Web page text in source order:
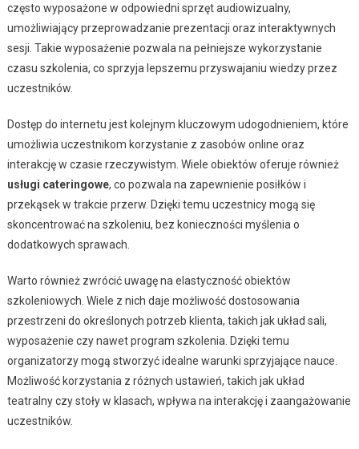
często wyposażone w odpowiedni sprzęt audiowizualny,
umożliwiający przeprowadzanie prezentacji oraz interaktywnych
sesji. Takie wyposażenie pozwala na pełniejsze wykorzystanie
czasu szkolenia, co sprzyja lepszemu przyswajaniu wiedzy przez
uczestników.
Dostęp do internetu jest kolejnym kluczowym udogodnieniem, które
umożliwia uczestnikom korzystanie z zasobów online oraz
interakcję w czasie rzeczywistym. Wiele obiektów oferuje również
usługi cateringowe, co pozwala na zapewnienie posiłków i
przekąsek w trakcie przerw. Dzięki temu uczestnicy mogą się
skoncentrować na szkoleniu, bez konieczności myślenia o
dodatkowych sprawach.
Warto również zwrócić uwagę na elastyczność obiektów
szkoleniowych. Wiele z nich daje możliwość dostosowania
przestrzeni do określonych potrzeb klienta, takich jak układ sali,
wyposażenie czy nawet program szkolenia. Dzięki temu
organizatorzy mogą stworzyć idealne warunki sprzyjające nauce.
Możliwość korzystania z różnych ustawień, takich jak układ
teatralny czy stoły w klasach, wpływa na interakcję i zaangażowanie
uczestników.